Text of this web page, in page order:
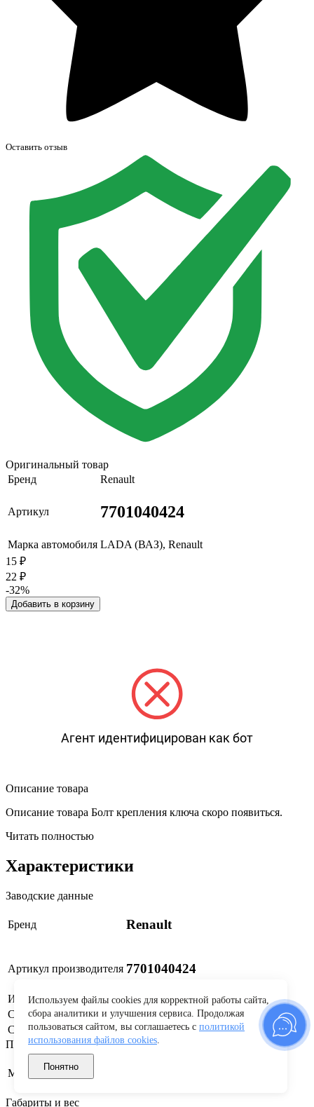
Оставить отзыв
Оригинальный товар
Бренд
Renault
Артикул 7701040424
Марка автомобиля LADA (ВАЗ), Renault
15 ₽
22 ₽
-32%
Добавить в корзину
Агент идентифицирован как бот
Описание товара
Описание товара Болт крепления ключа скоро появиться.
Читать полностью
Характеристики
Заводские данные
Бренд Renault
Артикул производителя 7701040424
Изготовитель
"Renault" S.A.S г. Булонь
Страна бренда
Франция
Страна производства
Россия
Применяемость
Марка автомобиля
Габариты и вес
Используем файлы cookies для корректной работы сайта,
сбора аналитики и улучшения сервиса. Продолжая
пользоваться сайтом, вы соглашаетесь с политикой
использования файлов cookies.
Понятно